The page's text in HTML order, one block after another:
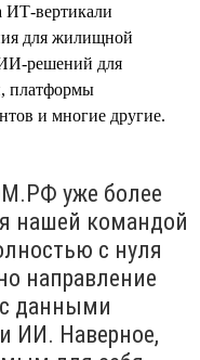
ИТ-вертикали
для жилищной
решений для
платформы
и многие другие.
уже более
нашей командой
с нуля
направление
с данными
ИИ. Наверное,